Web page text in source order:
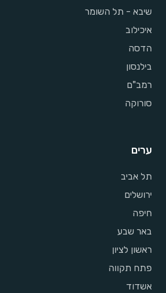
שיבא - תל השומר
איכילוב
הדסה
בילנסון
רמב"ם
סורוקה
ערים
תל אביב
ירושלים
חיפה
באר שבע
ראשון לציון
פתח תקווה
אשדוד